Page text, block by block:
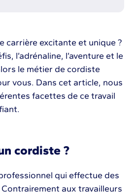
carrière excitante et unique ?
l’adrénaline, l’aventure et le
le métier de cordiste
vous. Dans cet article, nous
facettes de ce travail
cordiste ?
qui effectue des
aux travailleurs